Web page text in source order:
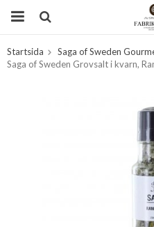
Produkten har
Startsida
Saga of Sweden
Saga of Sweden Grovsalt i kvarn,